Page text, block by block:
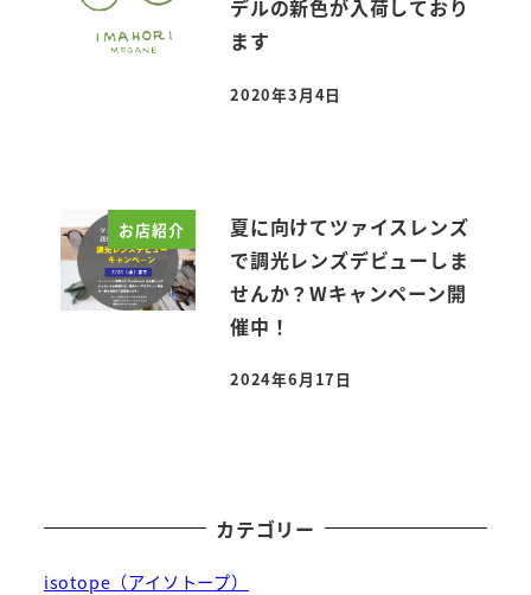
デルの新色が入荷しており
ます
投稿日
2020年3月4日
お店紹介
夏に向けてツァイスレンズ
で調光レンズデビューしま
せんか？Wキャンペーン開
催中！
投稿日
2024年6月17日
カテゴリー
isotope（アイソトープ）